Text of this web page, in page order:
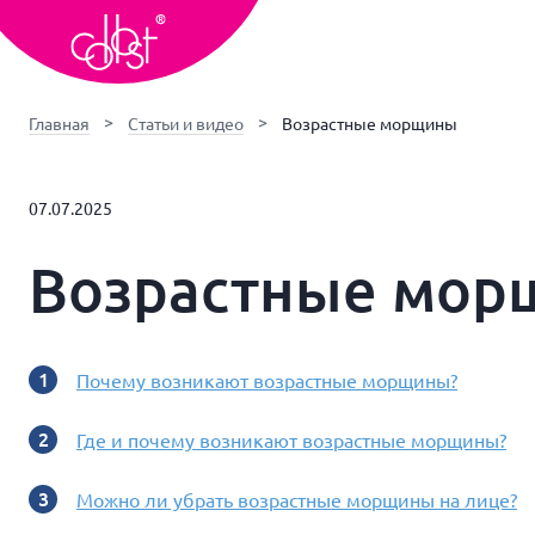
Главная Статьи и видео Возрастные морщины
07.07.2025
Возрастные
Почему возникают возрастные морщины?
Где и почему возникают возрастные морщины?
Можно ли убрать возрастные морщины на лице?